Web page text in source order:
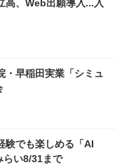
高、Web出願導入...入
・早稲田実業「シミュ
験でも楽しめる「AI
い8/31まで